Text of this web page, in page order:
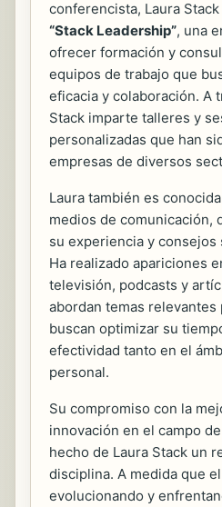
conferencista, Laura
“Stack Leadership”, una
ofrecer formación y
equipos de trabajo que
eficacia y colaboración. A
Stack imparte talleres y
personalizadas que han
empresas de diversos
Laura también es
medios de comunicación,
su experiencia y
Ha realizado apariciones
televisión, podcasts y
abordan temas relevantes
buscan optimizar su
efectividad tanto en el
personal.
Su compromiso con la
innovación en el campo
hecho de Laura Stack un
disciplina. A medida que
evolucionando y